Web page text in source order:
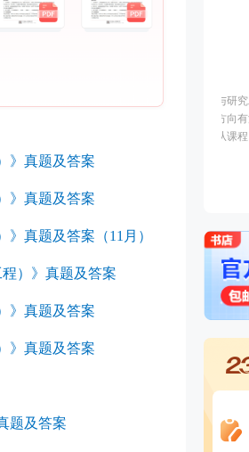
》真题及答案
》真题及答案
真题及答案（11月）
）》真题及答案
》真题及答案
》真题及答案
题及答案